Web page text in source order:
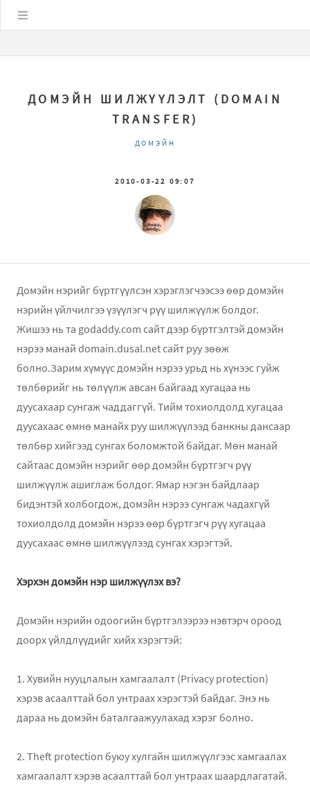
ДОМЭЙН ШИЛЖҮҮЛЭЛТ (DOMAIN
TRANSFER)
ДОМЭЙН
2010-03-22 09:07
Домэйн нэрийг бүртгүүлсэн хэрэглэгчээсээ өөр домэйн
нэрийн үйлчилгээ үзүүлэгч рүү шилжүүлж болдог.
Жишээ нь та godaddy.com сайт дээр бүртгэлтэй домэйн
нэрээ манай domain.dusal.net сайт руу зөөж
болно.Зарим хүмүүс домэйн нэрээ урьд нь хүнээс гуйж
төлбөрийг нь төлүүлж авсан байгаад хугацаа нь
дуусахаар сунгаж чаддаггүй. Тийм тохиолдолд хугацаа
дуусахаас өмнө манайх руу шилжүүлээд банкны дансаар
төлбөр хийгээд сунгах боломжтой байдаг. Мөн манай
сайтаас домэйн нэрийг өөр домэйн бүртгэгч рүү
шилжүүлж ашиглаж болдог. Ямар нэгэн байдлаар
бидэнтэй холбогдож, домэйн нэрээ сунгаж чадахгүй
тохиолдолд домэйн нэрээ өөр бүртгэгч рүү хугацаа
дуусахаас өмнө шилжүүлээд сунгах хэрэгтэй.
Хэрхэн домэйн нэр шилжүүлэх вэ?
Домэйн нэрийн одоогийн бүртгэлээрээ нэвтэрч ороод
доорх үйлдлүүдийг хийх хэрэгтэй:
1. Хувийн нууцлалын хамгаалалт (Privacy protection)
хэрэв асаалттай бол унтраах хэрэгтэй байдаг. Энэ нь
дараа нь домэйн баталгаажуулахад хэрэг болно.
2. Theft protection буюу хулгайн шилжүүлгээс хамгаалах
хамгаалалт хэрэв асаалттай бол унтраах шаардлагатай.